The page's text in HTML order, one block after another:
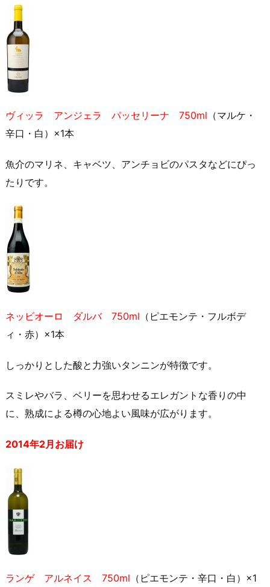
ヴィッラ アンジェラ パッセリーナ 750ml （マルケ・
辛口・白）×1本
魚介のマリネ、キャベツ、アンチョビのパスタなどにぴっ
たりです。
ネッビオーロ ダルバ 750ml （ピエモンテ・フルボデ
ィ・赤）×1本
しっかりとした酸と力強いタンニンが特徴です。
スミレやバラ、ベリーを思わせるエレガントな香りの中
に、熟成による樽の心地よい風味が広がります。
2014年2月お届け
ランゲ アルネイス 750ml （ピエモンテ・辛口・白）×1